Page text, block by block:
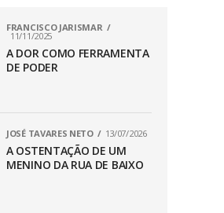
FRANCISCO JARISMAR
11/11/2025
A DOR COMO FERRAMENTA
DE PODER
JOSÉ TAVARES NETO 13/07/2026
A OSTENTAÇÃO DE UM
MENINO DA RUA DE BAIXO